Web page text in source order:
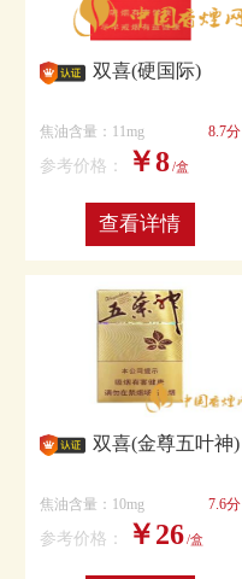
双喜(硬国际)
焦油含量：11mg 8.7分
参考价格： ￥8/盒
查看详情
双喜(金尊五叶神)
焦油含量：10mg 7.6分
参考价格： ￥26/盒